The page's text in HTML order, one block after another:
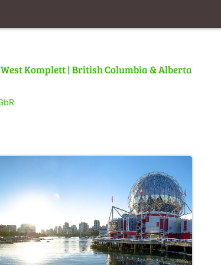
Komplett | British Columbia & Alberta